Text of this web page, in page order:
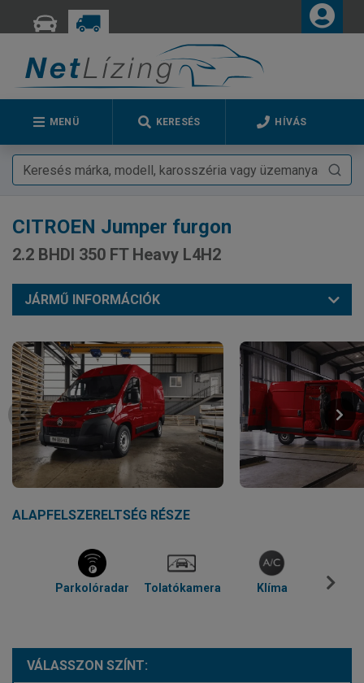
MENÜ KERESÉS HÍVÁS
CITROEN Jumper furgon
2.2 BHDI 350 FT Heavy L4H2
JÁRMŰ INFORMÁCIÓK
ALAPFELSZERELTSÉG RÉSZE
Parkolóradar Tolatókamera Klíma
VÁLASSZON SZÍNT: